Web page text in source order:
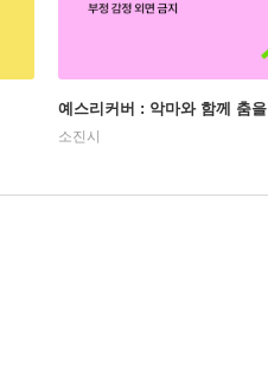
예스리커버 : 악마와 함께 춤을
소진시